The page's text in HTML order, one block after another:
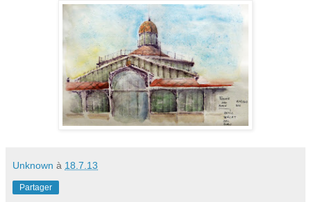
Unknown à 18.7.13
Partager